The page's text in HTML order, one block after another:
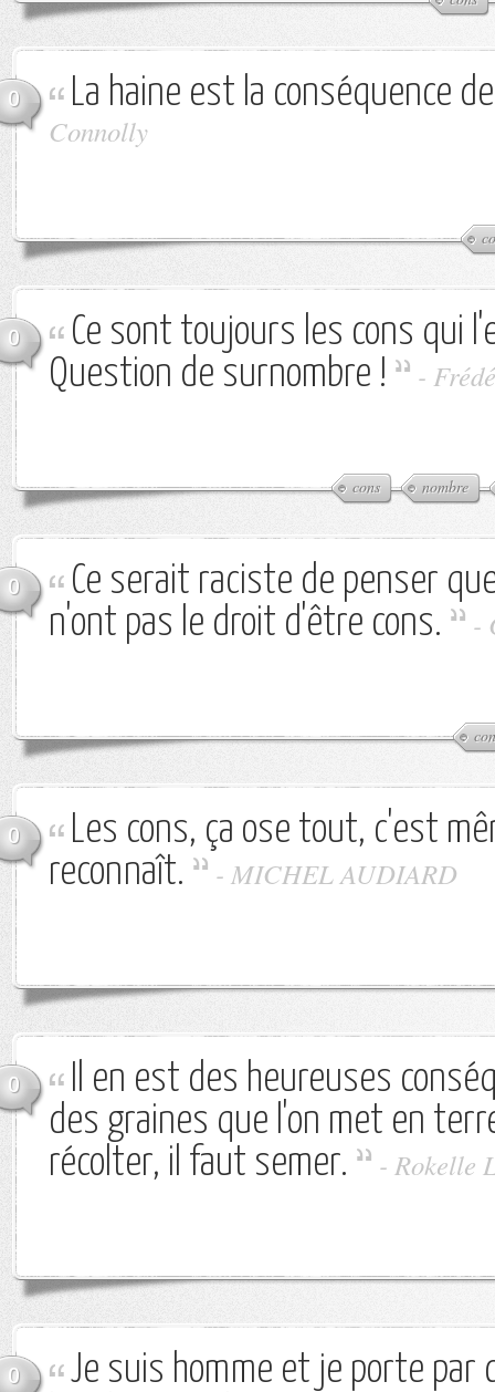
0 La haine est la conséquence
Connolly
0
Ce sont toujours les cons qui
Question de surnombre !
-
cons nombre
0
Ce serait raciste de penser
n'ont pas le droit d'être cons.
-
0
Les cons, ça ose tout, c'est
reconnaît.
- MICHEL AUDIARD
0
Il en est des heureuses
des graines que l'on met en
récolter, il faut semer.
- Rokelle
0
Je suis homme et je porte par